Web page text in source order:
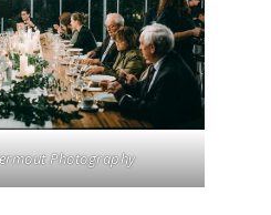
Photography